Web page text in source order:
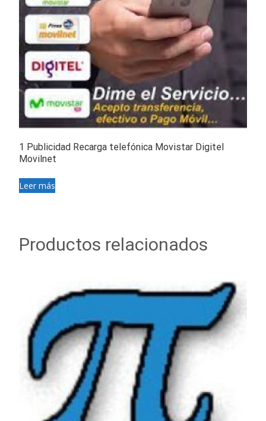
1 Publicidad Recarga telefónica Movistar Digitel
Movilnet
Leer más
Productos relacionados